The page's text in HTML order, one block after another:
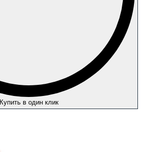
Купить в один клик